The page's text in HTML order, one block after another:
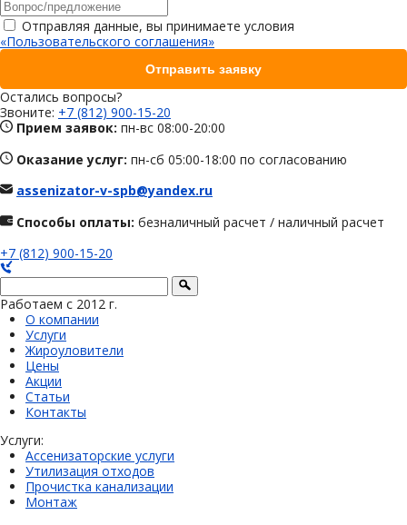
Отправляя данные, вы принимаете условия
«Пользовательского соглашения»
Отправить заявку
Остались вопросы?
Звоните: +7 (812) 900-15-20
Прием заявок: пн-вс 08:00-20:00
Оказание услуг: пн-сб 05:00-18:00 по согласованию
assenizator-v-spb@yandex.ru
Способы оплаты: безналичный расчет / наличный расчет
+7 (812) 900-15-20
Работаем с 2012 г.
О компании
Услуги
Жироуловители
Цены
Акции
Статьи
Контакты
Услуги:
Ассенизаторские услуги
Утилизация отходов
Прочистка канализации
Монтаж